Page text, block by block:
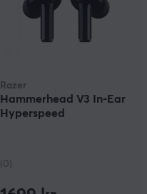
Razer
Hammerhead V3 In-Ear
Hyperspeed
(0)